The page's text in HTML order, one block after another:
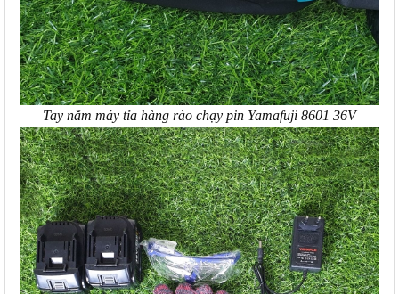
Tay nắm máy tỉa hàng rào chạy pin Yamafuji 8601 36V